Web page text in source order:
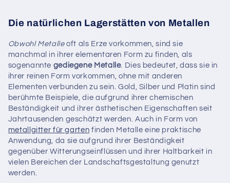
Die natürlichen Lagerstätten von Metallen
Obwohl Metalleoft als Erze vorkommen, sind sie
manchmal in ihrer elementaren Form zu finden, als
sogenannte gediegene Metalle. Dies bedeutet, dass sie in
ihrer reinen Form vorkommen, ohne mit anderen
Elementen verbunden zu sein. Gold, Silber und Platin sind
berühmte Beispiele, die aufgrund ihrer chemischen
Beständigkeit und ihrer ästhetischen Eigenschaften seit
Jahrtausenden geschätzt werden. Auch in Form von
metallgitter für garten finden Metalle eine praktische
Anwendung, da sie aufgrund ihrer Beständigkeit
gegenüber Witterungseinflüssen und ihrer Haltbarkeit in
vielen Bereichen der Landschaftsgestaltung genutzt
werden.